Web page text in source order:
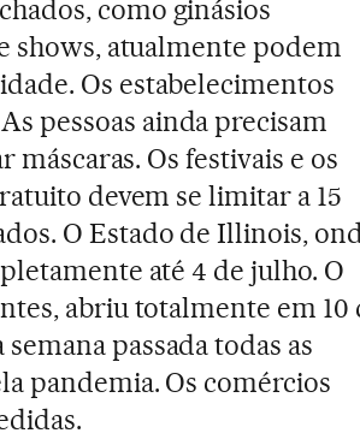
como ginásios
shows, atualmente podem
Os estabelecimentos
pessoas ainda precisam
Os festivais e os
devem se limitar a 15
O Estado de Illinois,
até 4 de julho. O
abriu totalmente em 10
passada todas as
pandemia. Os comércios